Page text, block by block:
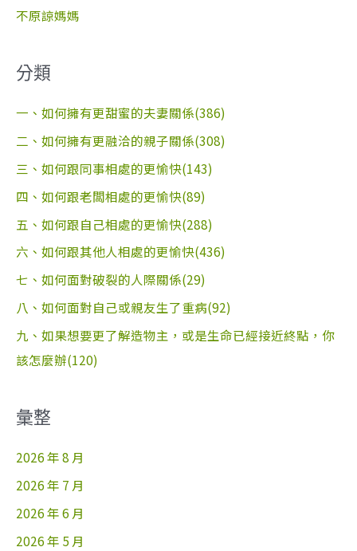
不原諒媽媽
分類
一、如何擁有更甜蜜的夫妻關係(386)
二、如何擁有更融洽的親子關係(308)
三、如何跟同事相處的更愉快(143)
四、如何跟老闆相處的更愉快(89)
五、如何跟自己相處的更愉快(288)
六、如何跟其他人相處的更愉快(436)
七、如何面對破裂的人際關係(29)
八、如何面對自己或親友生了重病(92)
九、如果想要更了解造物主，或是生命已經接近終點，你
該怎麼辦(120)
彙整
2026 年 8 月
2026 年 7 月
2026 年 6 月
2026 年 5 月